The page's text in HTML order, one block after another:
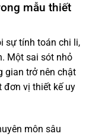
mẫu thiết
sự tính toán chi li,
Một sai sót nhỏ
gian trở nên chật
đơn vị thiết kế uy
môn sâu